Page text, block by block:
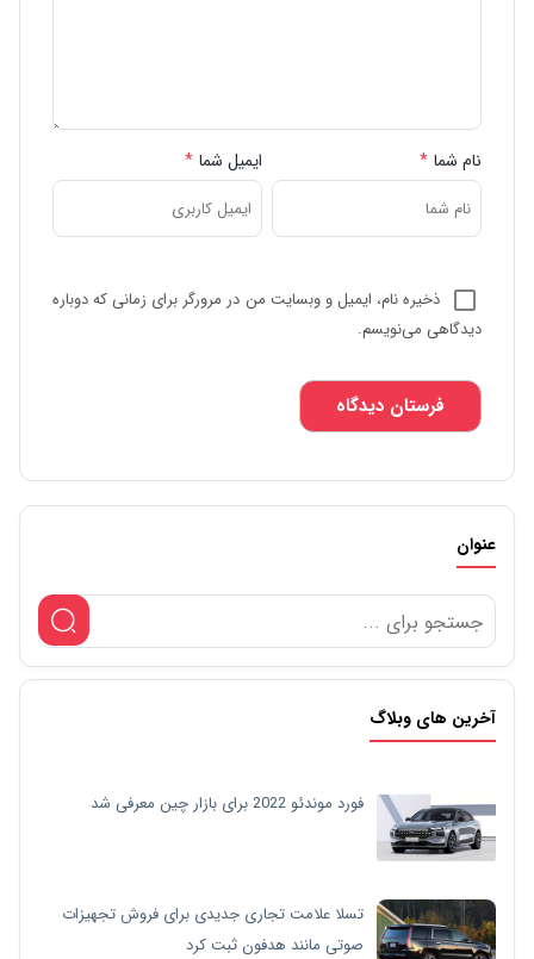
نام شما * ایمیل شما *
ذخیره نام، ایمیل و وبسایت من در مرورگر برای زمانی که دوباره
دیدگاهی می‌نویسم.
عنوان
آخرین های وبلاگ
فورد موندئو 2022 برای بازار چین معرفی شد
تسلا علامت تجاری جدیدی برای فروش تجهیزات
صوتی مانند هدفون ثبت کرد